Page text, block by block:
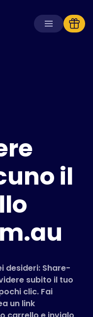
Plus+
il
desideri: Share-
subito il tuo
clic. Fai
un link